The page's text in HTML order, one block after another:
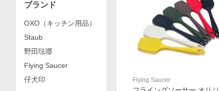
Flying Saucer
ブランド
OXO（キッチン用品）
Staub
野田琺瑯
Flying Saucer
仔犬印